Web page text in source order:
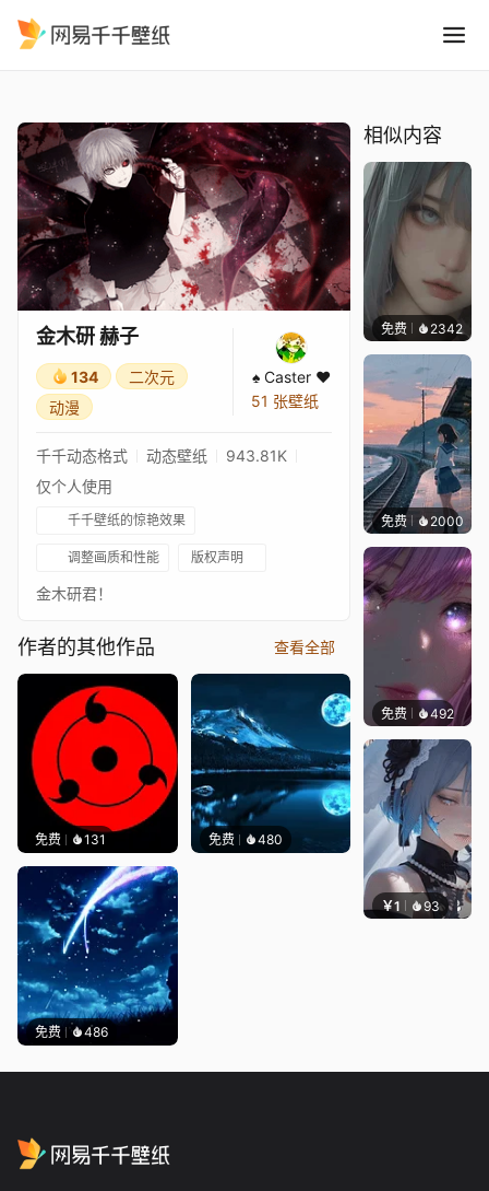
金木研 赫子
134
二次元
动漫
♠ Caster ♥
51 张壁纸
千千动态格式 动态壁纸
943.81K
仅个人使用
千千壁纸的惊艳效果
调整画质和性能 版权声明
金木研君！
作者的其他作品 查看全部
免费 131 免费 480
免费 486
相似内容
免费 2342辰东
免费 2000辰东
免费 492辰东
￥1 93 辰东